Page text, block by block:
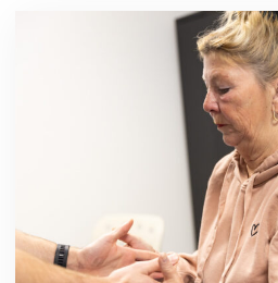
is een specialisatie binnen de […]